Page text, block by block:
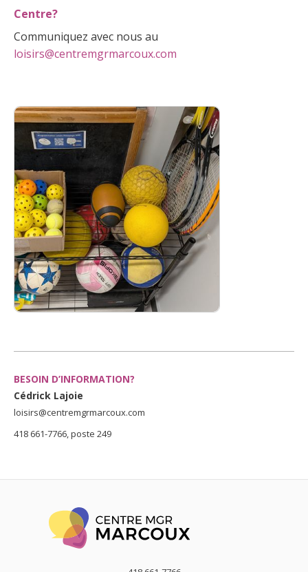
Centre?
Communiquez avec nous au
loisirs@centremgrmarcoux.com
BESOIN D’INFORMATION?
Cédrick Lajoie
loisirs@centremgrmarcoux.com
418 661-7766, poste 249